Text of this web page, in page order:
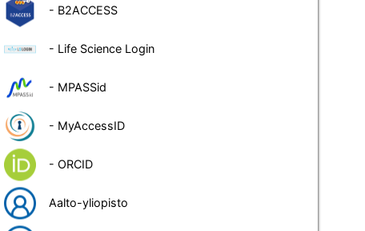
- B2ACCESS
- Life Science Login
- MPASSid
- MyAccessID
- ORCID
Aalto-yliopisto